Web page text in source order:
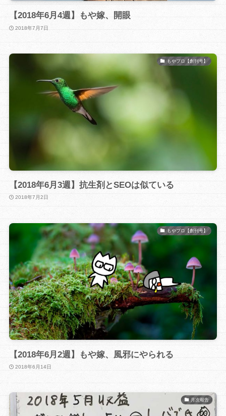
【2018年6月4週】もや嫁、開眼
2018年7月7日
もやブロ【創刊号】
【2018年6月3週】抗生剤とSEOは似ている
2018年7月2日
もやブロ【創刊号】
【2018年6月2週】もや嫁、風邪にやられる
2018年6月14日
月次報告